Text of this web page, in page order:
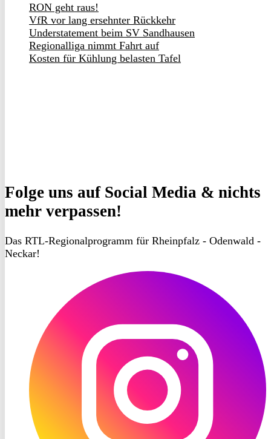
RON geht raus!
VfR vor lang ersehnter Rückkehr
Understatement beim SV Sandhausen
Regionalliga nimmt Fahrt auf
Kosten für Kühlung belasten Tafel
Folge uns auf Social Media & nichts
mehr verpassen!
Das RTL-Regionalprogramm für Rheinpfalz - Odenwald -
Neckar!
Instagram